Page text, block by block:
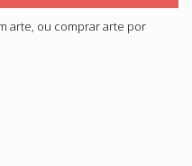
arte, ou comprar arte por